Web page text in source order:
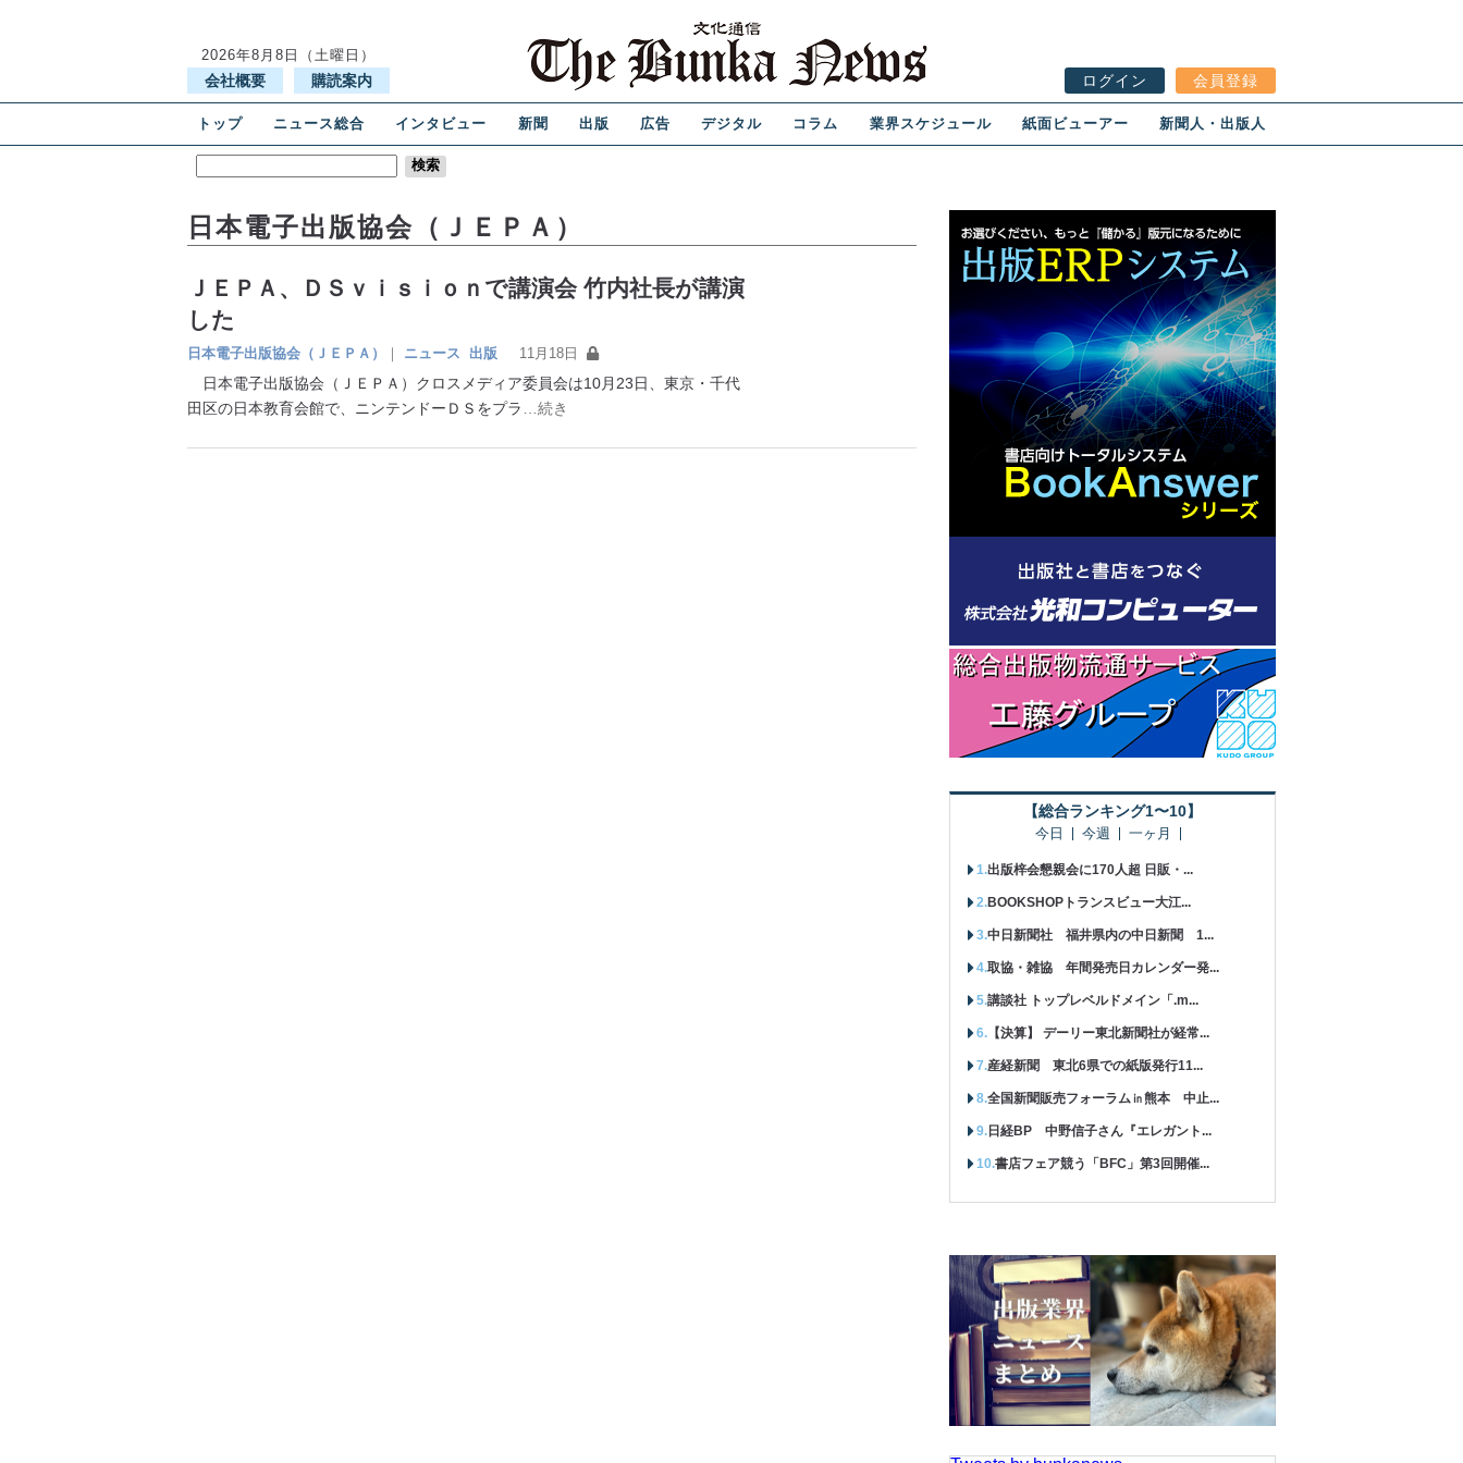
2026年8月8日（土曜日）
会社概要 購読案内 ログイン 会員登録
トップ ニュース総合 インタビュー 新聞 出版 広告 デジタル コラム 業界スケジュール 紙面ビューアー 新聞人・出版人
日本電子出版協会（ＪＥＰＡ）
ＪＥＰＡ、ＤＳｖｉｓｉｏｎで講演会 竹内社長が講演
した
日本電子出版協会（ＪＥＰＡ） ｜ ニュース 出版 11月18日
日本電子出版協会（ＪＥＰＡ）クロスメディア委員会は10月23日、東京・千代
田区の日本教育会館で、ニンテンドーＤＳをプラ
…続き
【総合ランキング1〜10】
今日 今週 一ヶ月
出版梓会懇親会に170人超 日販・...
BOOKSHOPトランスビュー大江...
中日新聞社 福井県内の中日新聞 1...
取協・雑協 年間発売日カレンダー発...
講談社 トップレベルドメイン「.m...
【決算】 デーリー東北新聞社が経常...
産経新聞 東北6県での紙版発行11...
全国新聞販売フォーラム㏌熊本 中止...
日経BP 中野信子さん『エレガント...
書店フェア競う「BFC」第3回開催...